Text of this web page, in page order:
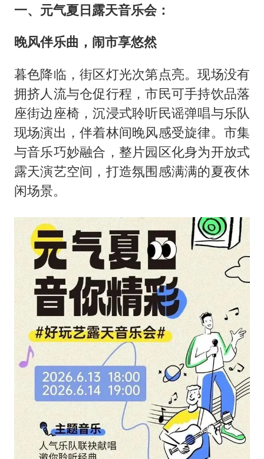
一、元气夏日露天音乐会：
晚风伴乐曲，闹市享悠然
暮色降临，街区灯光次第点亮。现场没有
拥挤人流与仓促行程，市民可手持饮品落
座街边座椅，沉浸式聆听民谣弹唱与乐队
现场演出，伴着林间晚风感受旋律。市集
与音乐巧妙融合，整片园区化身为开放式
露天演艺空间，打造氛围感满满的夏夜休
闲场景。